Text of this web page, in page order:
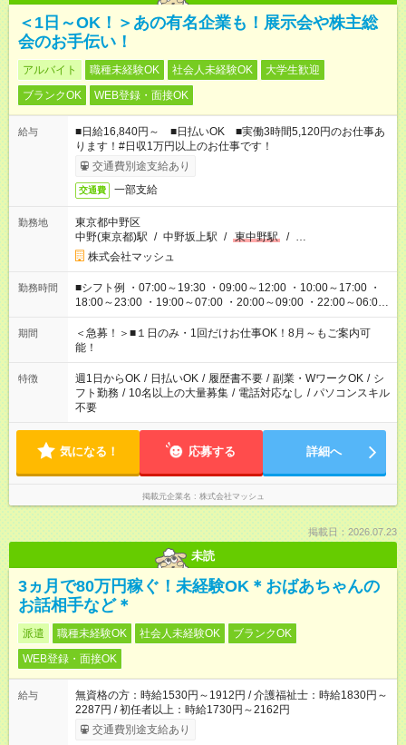
＜1日～OK！＞あの有名企業も！展示会や株主総
会のお手伝い！
アルバイト 職種未経験OK 社会人未経験OK
大学生歓迎
ブランクOK
WEB登録・面接OK
給与
■日給16,840円～ ■日払いOK ■実働3時間5,120円のお仕事あ
ります！#日収1万円以上のお仕事です！
交通費別途支給あり
交通費 一部支給
勤務地
東京都中野区
中野(東京都)駅 / 中野坂上駅 / 東中野駅 / …
株式会社マッシュ
勤務時間
■シフト例 ・07:00～19:30 ・09:00～12:00 ・10:00～17:00 ・
18:00～23:00 ・19:00～07:00 ・20:00～09:00 ・22:00～06:00
etc ★最短で3時間で5,120円のお仕事から 15時間で2万円近く稼
げるお仕事も！ ご希望のお時間に合わせてご紹介！ ※シフトは
現場によって異なります。 ※勿論、休憩時間はあるのでご安心
ください！
期間
＜急募！＞■１日のみ・1回だけお仕事OK！8月～もご案内可
能！
特徴 週1日からOK / 日払いOK / 履歴書不要 / 副業・WワークOK / シ
フト勤務 / 10名以上の大量募集 / 電話対応なし / パソコンスキル
不要
気になる！ 応募する 詳細へ
掲載元企業名 株式会社マッシュ
掲載日：2026.07.23
未読
3ヵ月で80万円稼ぐ！未経験OK＊おばあちゃんの
お話相手など＊
派遣 職種未経験OK 社会人未経験OK
ブランクOK
WEB登録・面接OK
給与
無資格の方：時給1530円～1912円 / 介護福祉士：時給1830円～
2287円 / 初任者以上：時給1730円～2162円
交通費別途支給あり